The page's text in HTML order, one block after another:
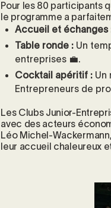
Pour les 80 participants
le programme a
Accueil et échanges
Table ronde :Un
entreprises 💼.
Cocktail apéritif :Un
Entrepreneurs de
Les Clubs Junior-
avec des acteurs
Léo Michel-
leur accueil chaleureux